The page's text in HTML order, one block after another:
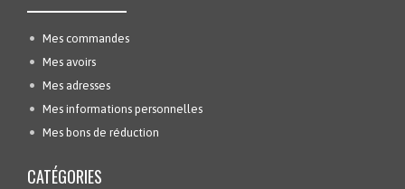
Mes commandes
Mes avoirs
Mes adresses
Mes informations personnelles
Mes bons de réduction
CATÉGORIES